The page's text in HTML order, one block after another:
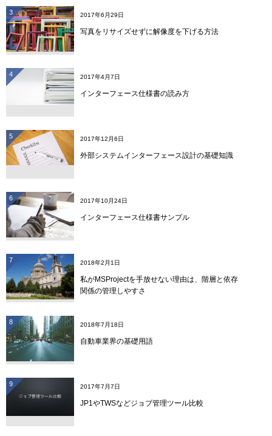
3 2017年6月29日
写真をリサイズせずに解像度を下げる方法
4 2017年4月7日
インターフェース仕様書の読み方
5 2017年12月6日
外部システムインターフェース設計の基礎知識
6 2017年10月24日
インターフェース仕様書サンプル
7 2018年2月1日
私がMSProjectを手放せない理由は、階層と依存
関係の管理しやすさ
8 2018年7月18日
自動車業界の基礎用語
9 2017年7月7日
JP1やTWSなどジョブ管理ツール比較